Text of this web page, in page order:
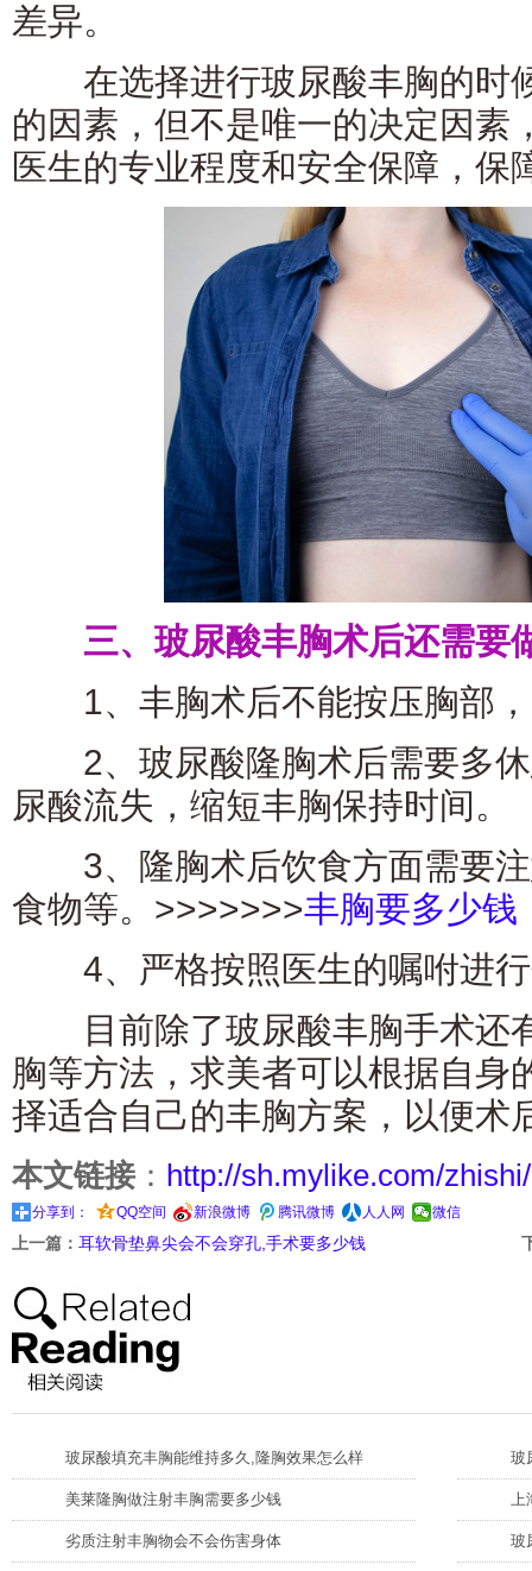
差异。
在选择进行玻尿酸丰胸的时
的因素，但不是唯一的决定因素
医生的专业程度和安全保障，保
三、玻尿酸丰胸术后还需要
1、丰胸术后不能按压胸部，
2、玻尿酸隆胸术后需要多休
尿酸流失，缩短丰胸保持时间。
3、隆胸术后饮食方面需要注
食物等。>>>>>>>丰胸要多少钱
4、严格按照医生的嘱咐进行
目前除了玻尿酸丰胸手术还
胸等方法，求美者可以根据自身
择适合自己的丰胸方案，以便术
本文链接： http://sh.mylike.com/
分享到： QQ空间 新浪微博 腾讯微博 人人网 微信
上一篇： 耳软骨垫鼻尖会不会穿孔,手术要多少钱
玻尿酸填充丰胸能维持多久,隆胸效果怎么样 玻
美莱隆胸做注射丰胸需要多少钱 上
劣质注射丰胸物会不会伤害身体 玻